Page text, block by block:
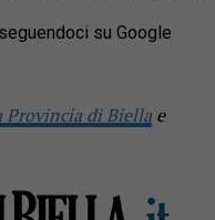
su Google
Provincia di Biella e